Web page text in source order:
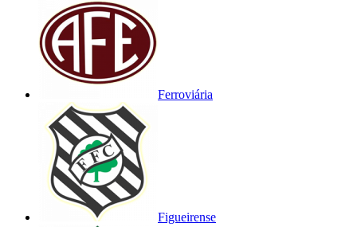
Ferroviária
Figueirense